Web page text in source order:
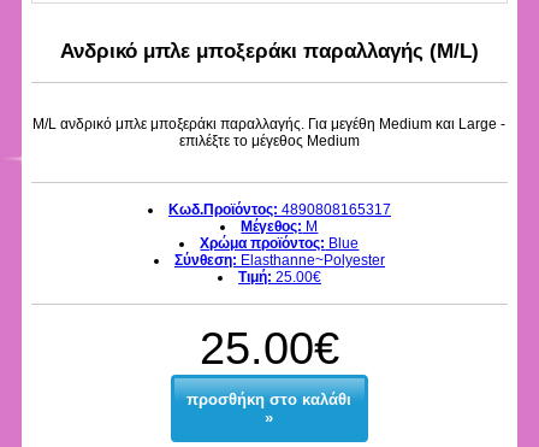
Ανδρικό μπλε μποξεράκι παραλλαγής (M/L)
M/L ανδρικό μπλε μποξεράκι παραλλαγής. Για μεγέθη Medium και Large -
επιλέξτε το μέγεθος Medium
Κωδ.Προϊόντος: 4890808165317
Μέγεθος: M
Χρώμα προϊόντος: Blue
Σύνθεση: Elasthanne~Polyester
Τιμή: 25.00€
25.00€
προσθήκη στο καλάθι
»